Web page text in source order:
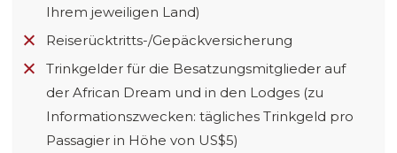
Ihrem jeweiligen Land)
Reiserücktritts-/Gepäckversicherung
Trinkgelder für die Besatzungsmitglieder auf
der African Dream und in den Lodges (zu
Informationszwecken: tägliches Trinkgeld pro
Passagier in Höhe von US$5)